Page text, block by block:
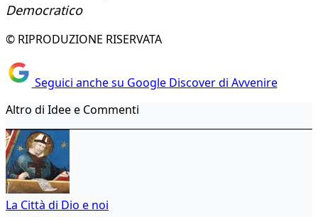
Democratico
© RIPRODUZIONE RISERVATA
Seguici anche su Google Discover di Avvenire
Altro di Idee e Commenti
La Città di Dio e noi